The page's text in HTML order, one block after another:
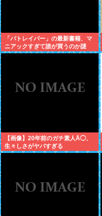
「パトレイバー」の最新書籍、マ
ニアックすぎて誰が買うのか謎
【画像】20年前のガチ素人Å◯、
生々しさがヤバすぎる